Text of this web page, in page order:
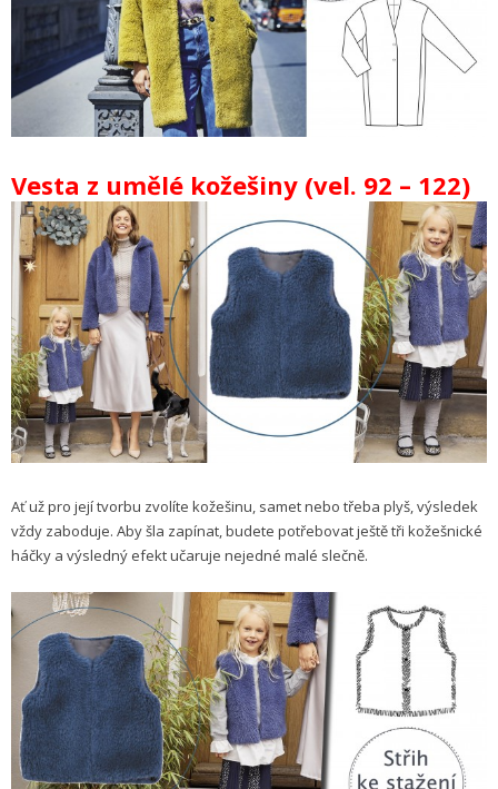
Vesta z umělé kožešiny (vel. 92 – 122)
Ať už pro její tvorbu zvolíte kožešinu, samet nebo třeba plyš, výsledek
vždy zaboduje. Aby šla zapínat, budete potřebovat ještě tři kožešnické
háčky a výsledný efekt učaruje nejedné malé slečně.